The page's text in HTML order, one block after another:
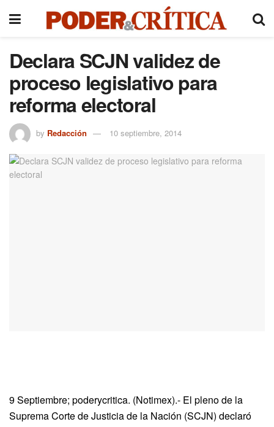
Declara SCJN validez de
proceso legislativo para
reforma electoral
by Redacción 10 septiembre, 2014
9 Septiembre; poderycritica. (Notimex).- El pleno de la
Suprema Corte de Justicia de la Nación (SCJN) declaró